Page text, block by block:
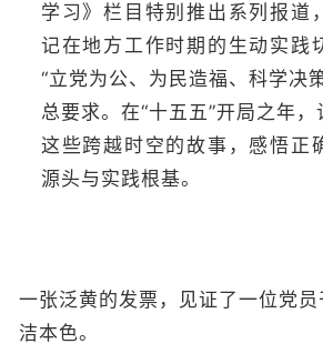
学习》栏目特别推出系列报道
记在地方工作时期的生动实践
“立党为公、为民造福、科学决
总要求。在“十五五”开局之年
这些跨越时空的故事，感悟正
源头与实践根基。
一张泛黄的发票，见证了一位党
洁本色。